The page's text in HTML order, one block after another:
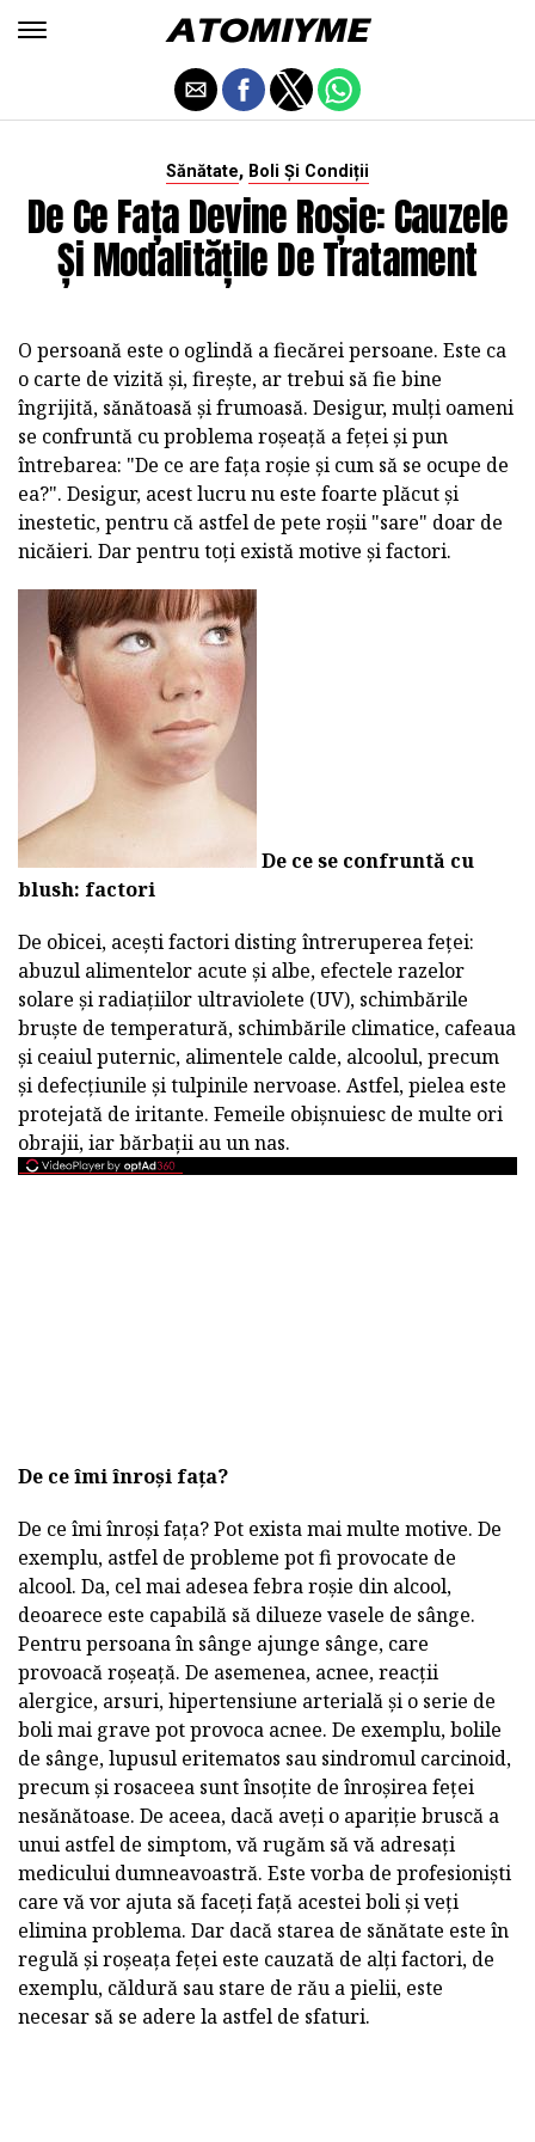
Sănătate, Boli Și Condiții
De Ce Fața Devine Roșie: Cauzele
Și Modalitățile De Tratament
O persoană este o oglindă a fiecărei persoane. Este ca
o carte de vizită și, firește, ar trebui să fie bine
îngrijită, sănătoasă și frumoasă. Desigur, mulți oameni
se confruntă cu problema roșeață a feței și pun
întrebarea: "De ce are fața roșie și cum să se ocupe de
ea?". Desigur, acest lucru nu este foarte plăcut și
inestetic, pentru că astfel de pete roșii "sare" doar de
nicăieri. Dar pentru toți există motive și factori.
De ce se confruntă cu
blush: factori
De obicei, acești factori disting întreruperea feței:
abuzul alimentelor acute și albe, efectele razelor
solare și radiațiilor ultraviolete (UV), schimbările
bruște de temperatură, schimbările climatice, cafeaua
și ceaiul puternic, alimentele calde, alcoolul, precum
și defecțiunile și tulpinile nervoase. Astfel, pielea este
protejată de iritante. Femeile obișnuiesc de multe ori
obrajii, iar bărbații au un nas.
De ce îmi înroși fața?
De ce îmi înroși fața? Pot exista mai multe motive. De
exemplu, astfel de probleme pot fi provocate de
alcool. Da, cel mai adesea febra roșie din alcool,
deoarece este capabilă să dilueze vasele de sânge.
Pentru persoana în sânge ajunge sânge, care
provoacă roșeață. De asemenea, acnee, reacții
alergice, arsuri, hipertensiune arterială și o serie de
boli mai grave pot provoca acnee. De exemplu, bolile
de sânge, lupusul eritematos sau sindromul carcinoid,
precum și rosaceea sunt însoțite de înroșirea feței
nesănătoase. De aceea, dacă aveți o apariție bruscă a
unui astfel de simptom, vă rugăm să vă adresați
medicului dumneavoastră. Este vorba de profesioniști
care vă vor ajuta să faceți față acestei boli și veți
elimina problema. Dar dacă starea de sănătate este în
regulă și roșeața feței este cauzată de alți factori, de
exemplu, căldură sau stare de rău a pielii, este
necesar să se adere la astfel de sfaturi.